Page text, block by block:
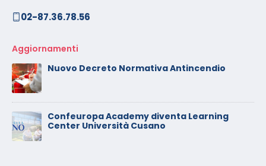
02-87.36.78.56
Aggiornamenti
Nuovo Decreto Normativa Antincendio
Confeuropa Academy diventa Learning
Center Università Cusano